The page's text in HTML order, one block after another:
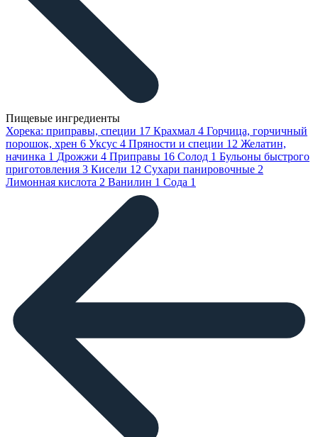
Пищевые ингредиенты
Хорека: приправы, специи 17 Крахмал 4 Горчица, горчичный
порошок, хрен 6 Уксус 4 Пряности и специи 12 Желатин,
начинка 1 Дрожжи 4 Приправы 16 Солод 1 Бульоны быстрого
приготовления 3 Кисели 12 Сухари панировочные 2
Лимонная кислота 2 Ванилин 1 Сода 1